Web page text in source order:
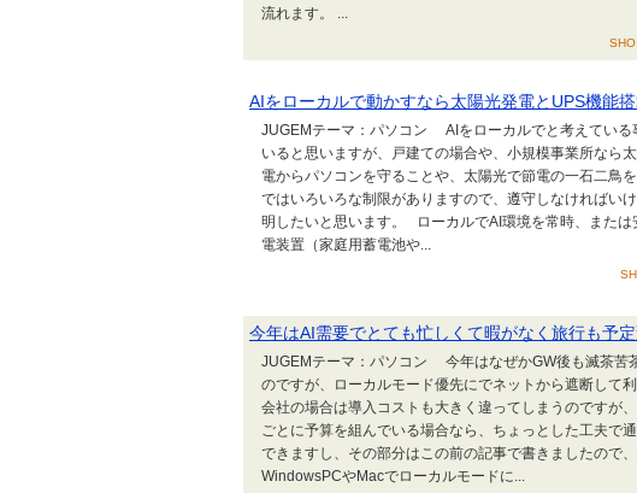
流れます。 ...
AIをローカルで動かすなら太陽光発電とUPS機能搭
JUGEMテーマ：パソコン AIをローカルでと考えている
いると思いますが、戸建ての場合や、小規模事業所なら
電からパソコンを守ることや、太陽光で節電の一石二鳥
ではいろいろな制限がありますので、遵守しなければい
明したいと思います。 ローカルでAI環境を常時、また
電装置（家庭用蓄電池や...
今年はAI需要でとても忙しくて暇がなく旅行も予定
JUGEMテーマ：パソコン 今年はなぜかGW後も滅茶苦
のですが、ローカルモード優先にでネットから遮断して
会社の場合は導入コストも大きく違ってしまうのですが
ごとに予算を組んでいる場合なら、ちょっとした工夫で
できますし、その部分はこの前の記事で書きましたので
WindowsPCやMacでローカルモードに...